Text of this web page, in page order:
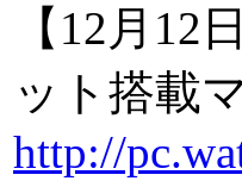
【12月
ット搭載
http://